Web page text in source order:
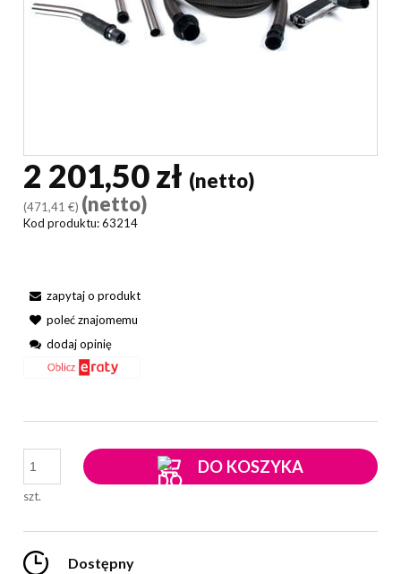
2 201,50 zł (netto)
(471,41 €) (netto)
Kod produktu:63214
zapytaj o produkt
poleć znajomemu
dodaj opinię
szt.
DO KOSZYKA
Dostępny